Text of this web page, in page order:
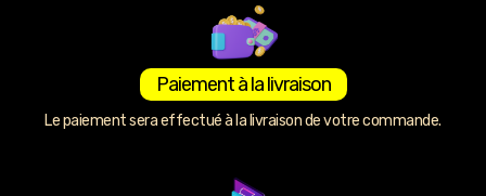
Paiement à la livraison
Le paiement sera effectué à la livraison de votre commande.